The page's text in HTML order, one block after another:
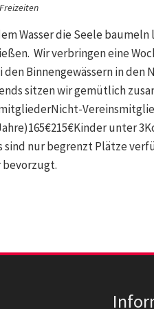
Freizeiten
Wasser die Seele
Wir verbringen eine
Binnengewässern in den
sitzen wir gemütlich
unter
sind nur begrenzt Plätze